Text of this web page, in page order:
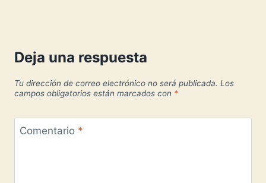
Deja una respuesta
Tu dirección de correo electrónico no será publicada. Los
campos obligatorios están marcados con *
Comentario *